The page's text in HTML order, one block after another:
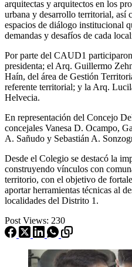
arquitectas y arquitectos en los
urbana y desarrollo territorial, así
espacios de diálogo institucional
demandas y desafíos de cada
Por parte del CAUD1
presidenta; el Arq. Guillermo
Haín, del área de Gestión
referente territorial; y la Arq.
Helvecia.
En representación del Concejo
concejales Vanesa D. Ocampo,
A. Sañudo y Sebastián A.
Desde el Colegio se destacó la
construyendo vínculos con
territorio, con el objetivo de
aportar herramientas técnicas al
localidades del Distrito 1.
Post Views: 230